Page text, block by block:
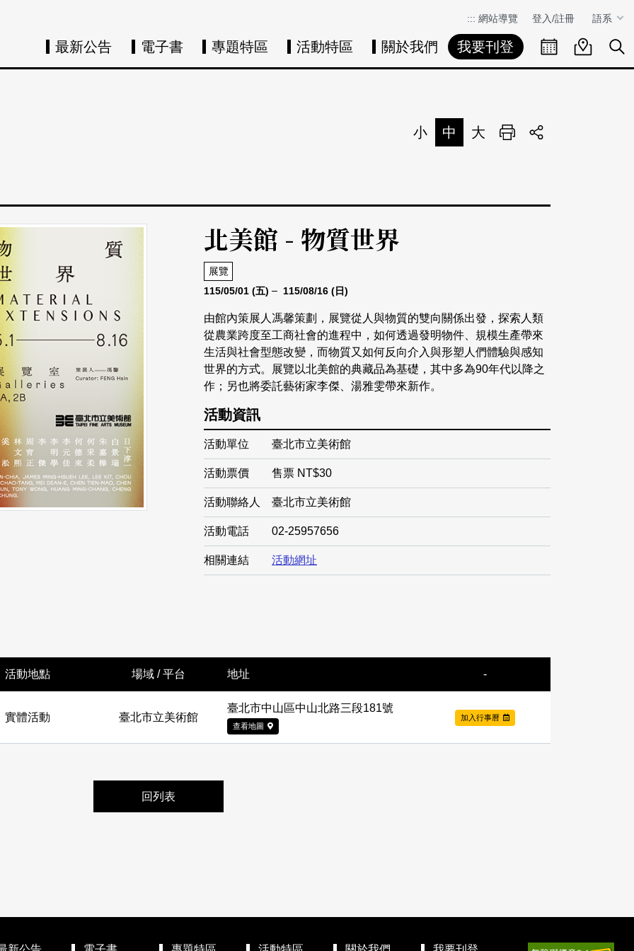
::: 網站導覽 登入/註冊 語系
最新公告 電子書 專題特區 活動特區 關於我們 我要刊登 活動日曆活動地圖展
小 中 大 列印
北美館 - 物質世界
展覽
115/05/01 (五) 115/08/16 (日)
由館內策展人馮馨策劃，展覽從人與物質的雙向關係出發，探索人類
從農業跨度至工商社會的進程中，如何透過發明物件、規模生產帶來
生活與社會型態改變，而物質又如何反向介入與形塑人們體驗與感知
世界的方式。展覽以北美館的典藏品為基礎，其中多為90年代以降之
作；另也將委託藝術家李傑、湯雅雯帶來新作。
活動資訊
活動單位 臺北市立美術館
活動票價 售票 NT$30
活動聯絡人 臺北市立美術館
活動電話 02-25957656
相關連結 活動網址
活動地點 場域 / 平台 地址 -
實體活動 臺北市立美術館
臺北市中山區中山北路三段181號
查看地圖
加入行事曆
回列表